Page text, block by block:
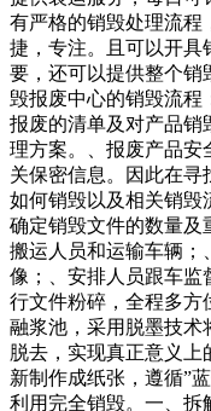
有严格的销毁处理流程
捷，专注。且可以开具
要，还可以提供整个销
毁报废中心的销毁流程
报废的清单及对产品销
理方案。、报废产品安
关保密信息。因此在
如何销毁以及相关销毁
确定销毁文件的数量及
搬运人员和运输车辆；
像；、安排人员跟车监
行文件粉碎，全程多方
融浆池，采用脱墨技术
脱去，实现真正意义
新制作成纸张，遵循”
利用完全销毁。一、拆